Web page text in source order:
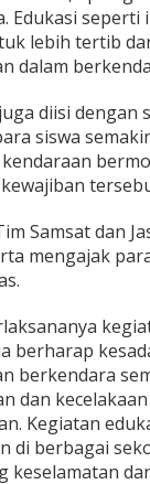
Edukasi
lebih tertib
dalam
diisi
siswa
Samsat dan
mengajak
berharap
berkendara
dan
Kegiatan
di berbagai
keselamatan